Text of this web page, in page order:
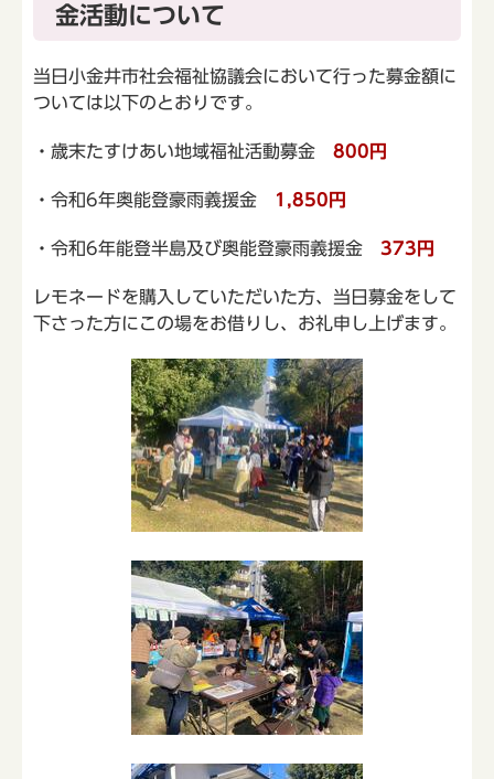
金活動について
当日小金井市社会福祉協議会において行った募金額に
ついては以下のとおりです。
・歳末たすけあい地域福祉活動募金 800円
・令和6年奥能登豪雨義援金 1,850円
・令和6年能登半島及び奥能登豪雨義援金 373円
レモネードを購入していただいた方、当日募金をして
下さった方にこの場をお借りし、お礼申し上げます。